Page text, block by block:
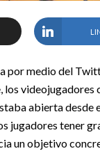
por medio del
videojugadores
abierta desde
jugadores tener
un objetivo